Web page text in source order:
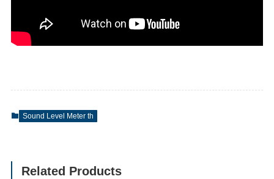
Sound Level Meter th
Related Products